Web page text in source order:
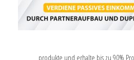
produkte und erhalte bis zu 90%